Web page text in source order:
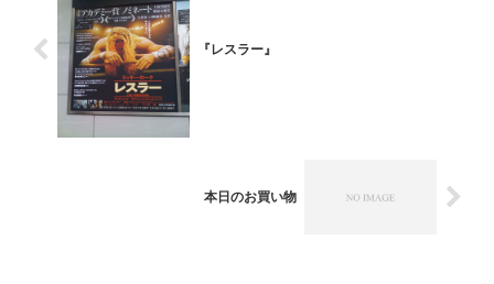
『レスラー』
本日のお買い物